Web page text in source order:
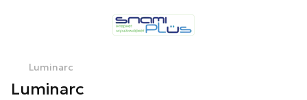
Luminarc
Luminarc